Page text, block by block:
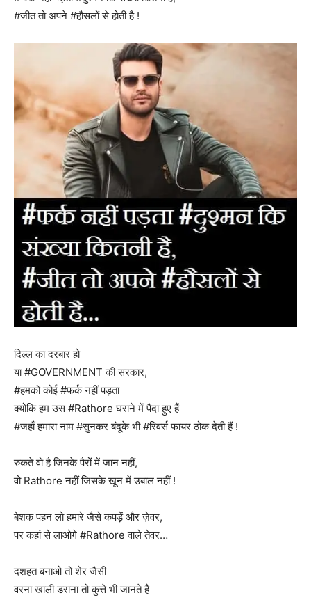
#जीत तो अपने #हौसलों से होती है !
दिल्ल का दरबार हो
या #GOVERNMENT की सरकार,
#हमको कोई #फर्क नहीं पड़ता
क्योंकि हम उस #Rathore घराने में पैदा हुए हैं
#जहाँ हमारा नाम #सुनकर बंदूके भी #रिवर्स फायर ठोक देती हैं !
रुकते वो है जिनके पैरों में जान नहीं,
वो Rathore नहीं जिसके खून में उबाल नहीं !
बेशक पहन लो हमारे जैसे कपड़ें और ज़ेवर,
पर कहां से लाओगे #Rathore वाले तेवर…
दशहत बनाओ तो शेर जैसी
वरना खाली डराना तो कुत्ते भी जानते है